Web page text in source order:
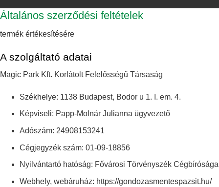
Általános szerződési feltételek
termék értékesítésére
A szolgáltató adatai
Magic Park Kft. Korlátolt Felelősségű Társaság
Székhelye: 1138 Budapest, Bodor u 1. I. em. 4.
Képviseli: Papp-Molnár Julianna ügyvezető
Adószám: 24908153241
Cégjegyzék szám: 01-09-18856
Nyilvántartó hatóság: Fővárosi Törvényszék Cégbírósága
Webhely, webáruház: https://gondozasmentespazsit.hu/